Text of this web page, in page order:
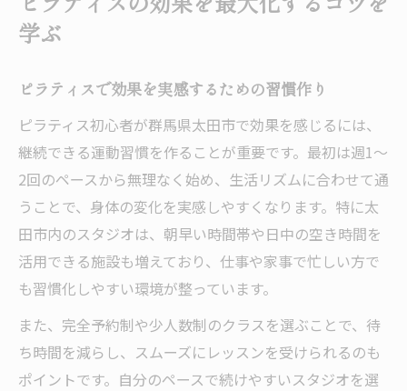
学ぶ
ピラティスで効果を実感するための習慣作り
ピラティス初心者が群馬県太田市で効果を感じるには、
継続できる運動習慣を作ることが重要です。最初は週1〜
2回のペースから無理なく始め、生活リズムに合わせて通
うことで、身体の変化を実感しやすくなります。特に太
田市内のスタジオは、朝早い時間帯や日中の空き時間を
活用できる施設も増えており、仕事や家事で忙しい方で
も習慣化しやすい環境が整っています。
また、完全予約制や少人数制のクラスを選ぶことで、待
ち時間を減らし、スムーズにレッスンを受けられるのも
ポイントです。自分のペースで続けやすいスタジオを選